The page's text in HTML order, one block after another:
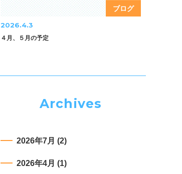
ブログ
2026.4.3
４月、５月の予定
Archives
2026年7月 (2)
2026年4月 (1)